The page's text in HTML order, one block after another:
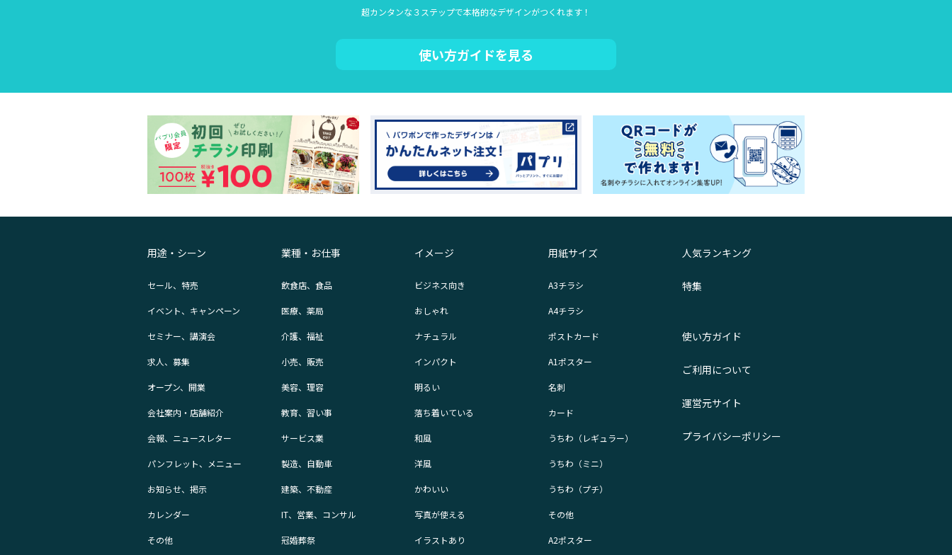
超カンタンな３ステップで本格的なデザインがつくれます！
使い方ガイドを見る
用途・シーン
セール、特売
イベント、キャンペーン
セミナー、講演会
求人、募集
オープン、開業
会社案内・店舗紹介
会報、ニュースレター
パンフレット、メニュー
お知らせ、掲示
カレンダー
その他
業種・お仕事
飲食店、食品
医療、薬局
介護、福祉
小売、販売
美容、理容
教育、習い事
サービス業
製造、自動車
建築、不動産
IT、営業、コンサル
冠婚葬祭
イメージ
ビジネス向き
おしゃれ
ナチュラル
インパクト
明るい
落ち着いている
和風
洋風
かわいい
写真が使える
イラストあり
用紙サイズ
A3チラシ
A4チラシ
ポストカード
A1ポスター
名刺
カード
うちわ（レギュラー）
うちわ（ミニ）
うちわ（プチ）
その他
A2ポスター
人気ランキング
特集
使い方ガイド
ご利用について
運営元サイト
プライバシーポリシー